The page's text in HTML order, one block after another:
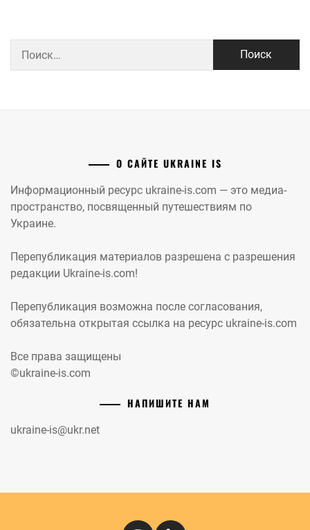
О САЙТЕ UKRAINE IS
Информационный ресурс ukraine-is.com — это медиа-
пространство, посвященный путешествиям по
Украине.
Перепубликация материалов разрешена с разрешения
редакции Ukraine-is.com!
Перепубликация возможна после согласования,
обязательна открытая ссылка на ресурс ukraine-is.com
Все права защищены
©ukraine-is.com
НАПИШИТЕ НАМ
ukraine-is@ukr.net